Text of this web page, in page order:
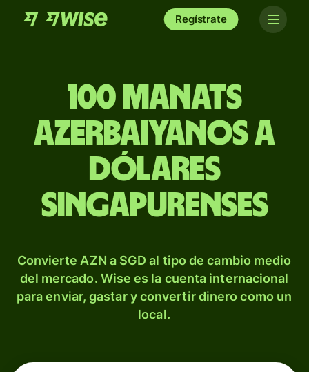
Regístrate
100 manats
azerbaiyanos a
dólares
singapurenses
Convierte AZN a SGD al tipo de cambio medio
del mercado. Wise es la cuenta internacional
para enviar, gastar y convertir dinero como un
local.